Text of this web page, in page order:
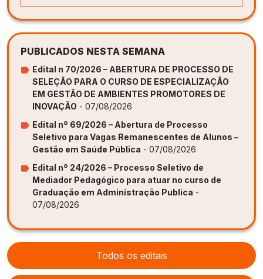
PUBLICADOS NESTA SEMANA
Edital n 70/2026 – ABERTURA DE PROCESSO DE
SELEÇÃO PARA O CURSO DE ESPECIALIZAÇÃO
EM GESTÃO DE AMBIENTES PROMOTORES DE
INOVAÇÃO - 07/08/2026
Edital nº 69/2026 – Abertura de Processo
Seletivo para Vagas Remanescentes de Alunos –
Gestão em Saúde Pública - 07/08/2026
Edital nº 24/2026 – Processo Seletivo de
Mediador Pedagógico para atuar no curso de
Graduação em Administração Publica -
07/08/2026
Todos os editais